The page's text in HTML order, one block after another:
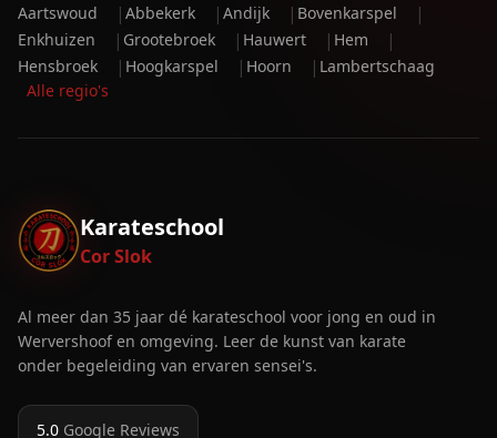
Aartswoud | Abbekerk | Andijk | Bovenkarspel |
Enkhuizen | Grootebroek | Hauwert | Hem |
Hensbroek | Hoogkarspel | Hoorn | Lambertschaag
Alle regio's
Karateschool
Cor Slok
Al meer dan 35 jaar dé karateschool voor jong en oud in
Wervershoof en omgeving. Leer de kunst van karate
onder begeleiding van ervaren sensei's.
5.0 Google Reviews